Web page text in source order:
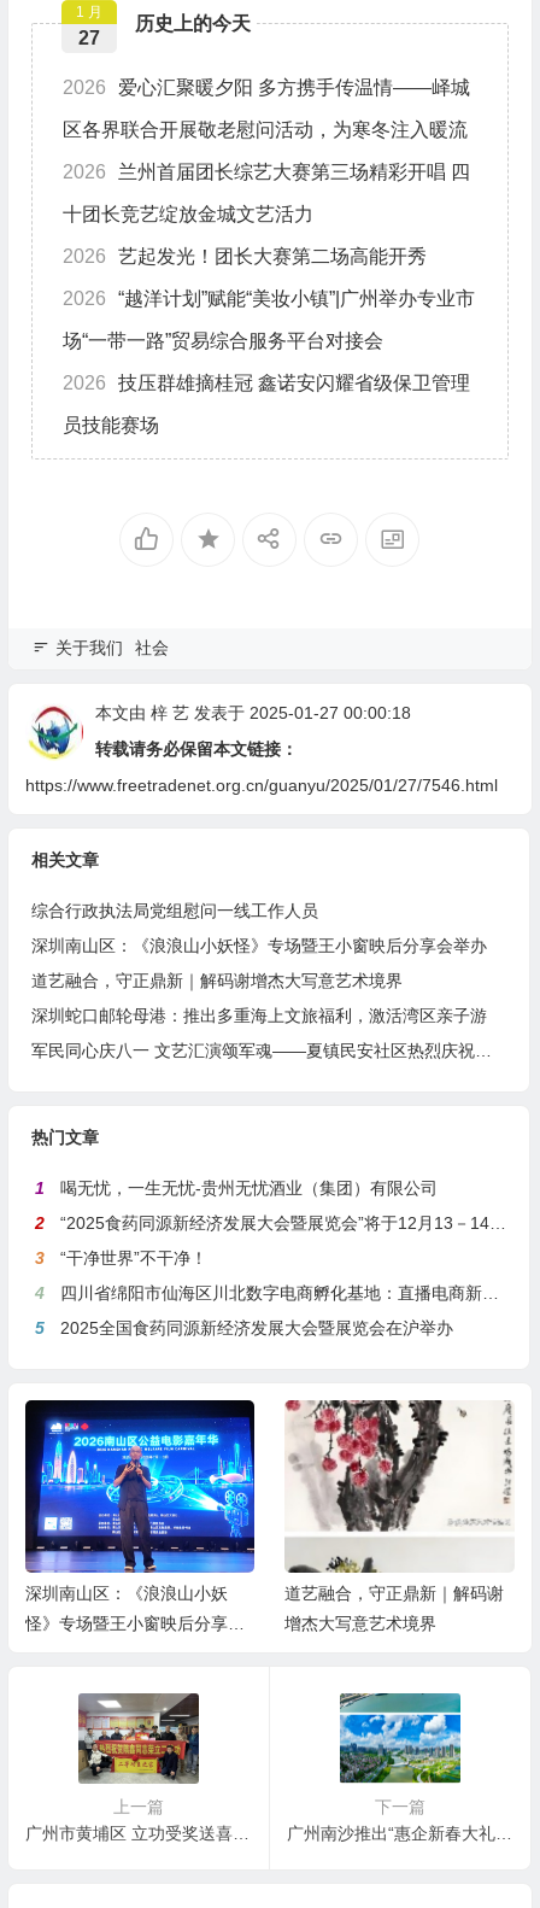
历史上的今天
1 月
27
2026 爱心汇聚暖夕阳 多方携手传温情——峄城
区各界联合开展敬老慰问活动，为寒冬注入暖流
2026 兰州首届团长综艺大赛第三场精彩开唱 四
十团长竞艺绽放金城文艺活力
2026 艺起发光！团长大赛第二场高能开秀
2026 “越洋计划”赋能“美妆小镇”|广州举办专业市
场“一带一路”贸易综合服务平台对接会
2026 技压群雄摘桂冠 鑫诺安闪耀省级保卫管理
员技能赛场
关于我们 社会
本文由 梓 艺发表于 2025-01-27 00:00:18
转载请务必保留本文链接：
https://www.freetradenet.org.cn/guanyu/2025/01/27/7546.html
相关文章
综合行政执法局党组慰问一线工作人员
深圳南山区：《浪浪山小妖怪》专场暨王小窗映后分享会举办
道艺融合，守正鼎新｜解码谢增杰大写意艺术境界
深圳蛇口邮轮母港：推出多重海上文旅福利，激活湾区亲子游
军民同心庆八一 文艺汇演颂军魂——夏镇民安社区热烈庆祝建军99周年
热门文章
1
喝无忧，一生无忧-贵州无忧酒业（集团）有限公司
2
“2025食药同源新经济发展大会暨展览会”将于12月13－14日在沪举行
3
“干净世界”不干净！
4
四川省绵阳市仙海区川北数字电商孵化基地：直播电商新引擎，预计年产值达5亿
5
2025全国食药同源新经济发展大会暨展览会在沪举办
会
道艺融合，守正鼎新｜解码谢
增杰大写意艺术境界
深圳蛇口邮轮母港：推出多
海上文旅福利，激活湾区亲
上一篇
广州市黄埔区 立功受奖送喜报 新春慰问暖人心
下一篇
广州南沙推出“惠企新春大礼包”，拼抢一季度 奋力实现良好开局